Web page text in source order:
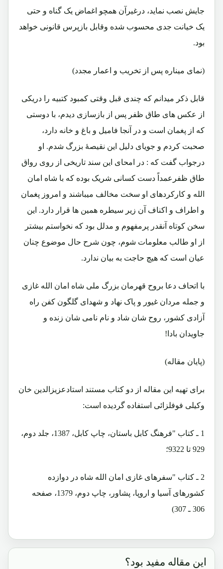
جایش نصب نماید، درغیرآن همچو اغماض یک گناه و حتی
یک خیانت جدی محسوب شده وقابل بازپرس قانونی خواهد
بود.
(نمای میناره پس از تخریب و اعمار مجدد)
قابل ذکر میدانم که چندی قبل وقتی کمبود کتبیه را دریکی
از عکس های طاق ظفر پس از بازسازی دیدم، با دوستی
که از پغمان است و در آنجا فامیل و باغ و خانه دارد،
صحبت کردم و جویای دلیل این نقیصۀ بزرگ شدم. او
درجواب گفت که : در امحای این سند تاریخی از روی رواق
طاق ظفرعمداً دست کسانی شریک بوده که با شاه امان
الله و کارکردهای او سخت مخالف میباشند و امروز پغمان
و اطراف و اکناف آن زیر سیطره همین ها قرار دارد. این
سخن کوتاه آنقدر پرمفهوم و مدلل بود که نخواستم بیشتر
از او طالب معلومات شوم، چون شرح حال موضوع چنان
عیان است که هیچ حاجت به بیان ندارد.
با اتحاف دعا بروح قهرمان بزرگ ملی شاه امان الله غازی
و جمله مردان غیور و پاک نهاد و شهدای گلگون کفن راه
آزادی کشور، روح شان شاد و نام نامی شان زنده و
جاویدان بادا!
(پایان مقاله)
برای تهیه این مقاله از دو کتاب مستند استادعزیزالدین خان
وکیلی فوفلزائی استفاده گردیده است:
1 ـ کتاب "فرهنگ کابل باستان، چاپ کابل، 1387، جلد دوم،
929 تا 9322؛
2 ـ کتاب "سفرهای غازی امان الله شاه در دوازده
کشورهای آسیا و اروپا، پشاور، چاپ دوم، 1379، صفحه
306 ـ 307)
این مقاله مفید بود؟